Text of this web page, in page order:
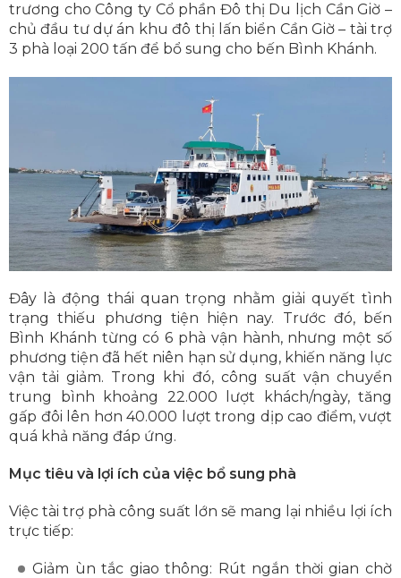
trương cho Công ty Cổ phần Đô thị Du lịch Cần Giờ –
chủ đầu tư dự án khu đô thị lấn biển Cần Giờ – tài trợ
3 phà loại 200 tấn để bổ sung cho bến Bình Khánh.
Đây là động thái quan trọng nhằm giải quyết tình
trạng thiếu phương tiện hiện nay. Trước đó, bến
Bình Khánh từng có 6 phà vận hành, nhưng một số
phương tiện đã hết niên hạn sử dụng, khiến năng lực
vận tải giảm. Trong khi đó, công suất vận chuyển
trung bình khoảng 22.000 lượt khách/ngày, tăng
gấp đôi lên hơn 40.000 lượt trong dịp cao điểm, vượt
quá khả năng đáp ứng.
Mục tiêu và lợi ích của việc bổ sung phà
Việc tài trợ phà công suất lớn sẽ mang lại nhiều lợi ích
trực tiếp:
Giảm ùn tắc giao thông: Rút ngắn thời gian chờ